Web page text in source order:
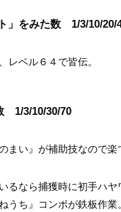
」をみた数 1/3/10/20/
レベル６４で皆伝。
1/3/10/30/70
まい』が補助技なので楽
るなら捕獲時に初手ハヤ
うち』コンボが鉄板作業